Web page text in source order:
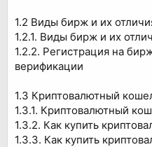
1.2 Виды бирж и их
1.2.1. Виды бирж и их
1.2.2. Регистрация на
верификации
1.3 Криптовалютный
1.3.1. Криптовалютный
1.3.2. Как купить
1.3.3. Как купить